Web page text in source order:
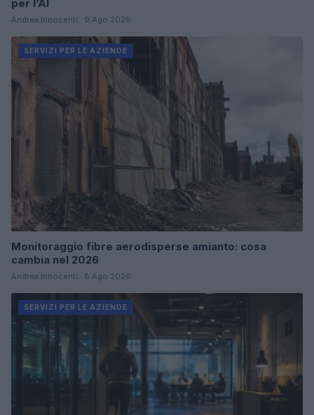
per l’AI
Andrea Innocenti · 9 Ago 2026
SERVIZI PER LE AZIENDE
Monitoraggio fibre aerodisperse amianto: cosa
cambia nel 2026
Andrea Innocenti · 8 Ago 2026
SERVIZI PER LE AZIENDE